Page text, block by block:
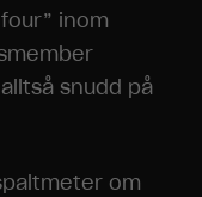
inom
snudd på
om